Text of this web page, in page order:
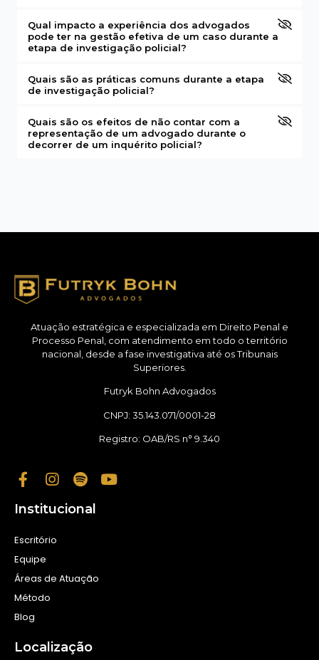
Qual impacto a experiência dos advogados
pode ter na gestão efetiva de um caso durante a
etapa de investigação policial?
Quais são as práticas comuns durante a etapa
de investigação policial?
Quais são os efeitos de não contar com a
representação de um advogado durante o
decorrer de um inquérito policial?
Atuação estratégica e especializada em Direito Penal e
Processo Penal, com atendimento em todo o território
nacional, desde a fase investigativa até os Tribunais
Superiores.
Futryk Bohn Advogados
CNPJ: 35.143.071/0001-28
Registro: OAB/RS n° 9.340
Institucional
Escritório
Equipe
Áreas de Atuação
Método
Blog
Localização